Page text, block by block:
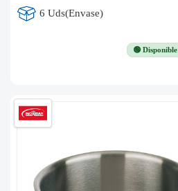
6 Uds(Envase)
🟢 Disponible